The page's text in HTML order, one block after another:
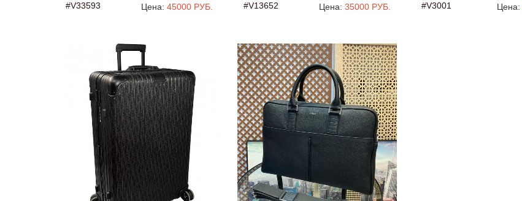
#V33593
Цена: 45000 РУБ.
#V13652
Цена: 35000 РУБ.
#V3001
Цена: